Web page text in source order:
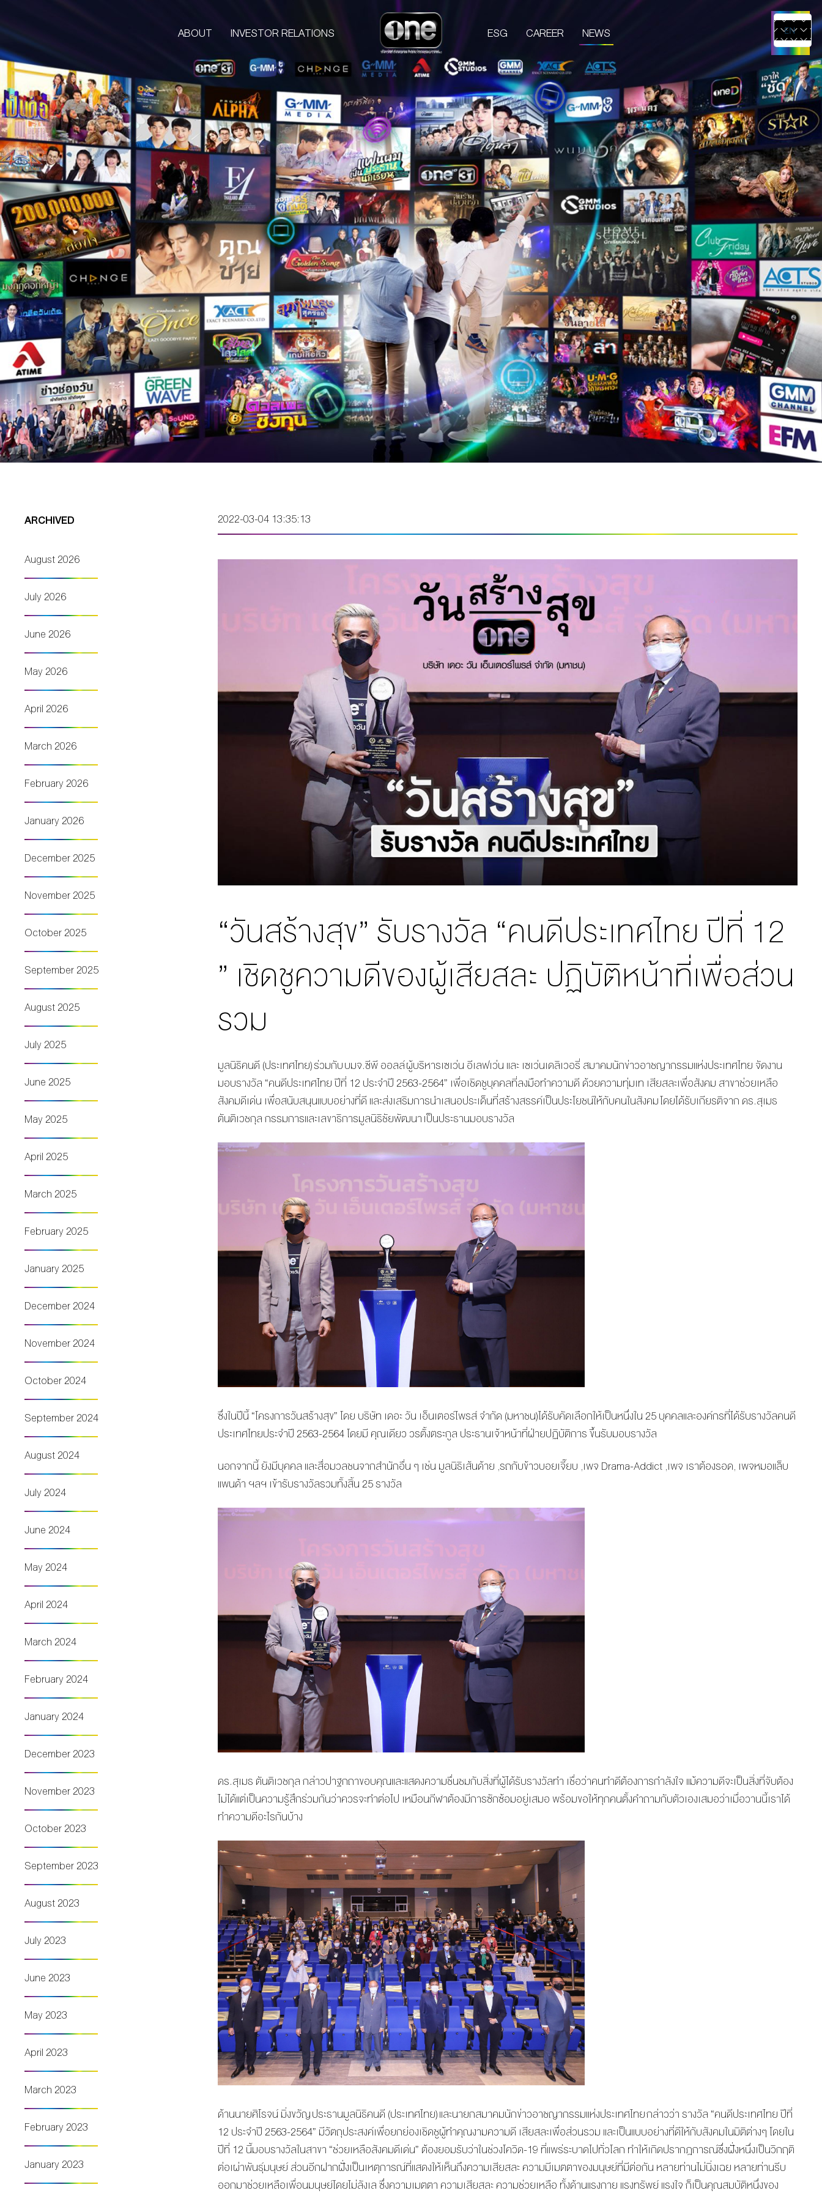
ABOUT INVESTOR RELATIONS ESG CAREER NEWS
EN
TH
ABOUT
CORPORATE
COMPANY’S BUSINESS
OUR VISION & MISSION
COMPANY BACKGROUND
LETTER FROM GROUP CEO
BOARD OF DIRECTORS
MANAGEMENT TEAM
ORGANIZATION CHART
AWARDS
COMPANIES
one31
GMM TV
CHANGE2561
GMM MEDIA
GMM STUDIOS
EXACT SCENARIO
ACTS STUDIO
PRODUCTS & SERVICES
CONTENT CREATOR
MEDIA
LIVE & EVENT
STUDIO RENTAL
ARTIST MANAGEMENT
MERCHANDISE
2022-03-04 13:35:13
“วันสร้างสุข” รับรางวัล “คนดีประเทศไทย ปีที่ 12
” เชิดชูความดีของผู้เสียสละ ปฏิบัติหน้าที่เพื่อส่วน
รวม
มูลนิธิคนดี (ประเทศไทย) ร่วมกับ บมจ.ซีพี ออลล์ ผู้บริหารเซเว่น อีเลฟเว่น และ เซเว่นเดลิเวอรี่ สมาคมนักข่าวอาชญากรรมแห่งประเทศไทย จัดงาน
มอบรางวัล “คนดีประเทศไทย ปีที่ 12 ประจำปี 2563-2564” เพื่อเชิดชูบุคคลที่ลงมือทำความดี ด้วยความทุ่มเท เสียสละเพื่อสังคม สาขาช่วยเหลือ
สังคมดีเด่น เพื่อสนับสนุนแบบอย่างที่ดี และส่งเสริมการนำเสนอประเด็นที่สร้างสรรค์เป็นประโยชน์ให้กับคนในสังคม โดยได้รับเกียรติจาก ดร.สุเมธ
ตันติเวชกุล กรรมการและเลขาธิการมูลนิธิชัยพัฒนา เป็นประธานมอบรางวัล
ซึ่งในปีนี้ “โครงการวันสร้างสุข” โดย บริษัท เดอะ วัน เอ็นเตอร์ไพรส์ จำกัด (มหาชน)ได้รับคัดเลือกให้เป็นหนึ่งใน 25 บุคคลและองค์กรที่ได้รับรางวัลคนดี
ประเทศไทยประจำปี 2563-2564 โดยมี คุณเดียว วรตั้งตระกูล ประธานเจ้าหน้าที่ฝ่ายปฏิบัติการ ขึ้นรับมอบรางวัล
นอกจากนี้ ยังมีบุคคล และสื่อมวลชนจากสำนักอื่น ๆ เช่น มูลนิธิเส้นด้าย ,รถกับข้าวบอยเจี๊ยบ ,เพจ Drama-Addict ,เพจ เราต้องรอด, เพจหมอแล็บ
แพนด้า ฯลฯ เข้ารับรางวัลรวมทั้งสิ้น 25 รางวัล
ดร.สุเมธ ตันติเวชกุล กล่าวปาฐกถาขอบคุณและแสดงความชื่นชมกับสิ่งที่ผู้ได้รับรางวัลทำ เชื่อว่าคนทำดีต้องการกำลังใจ แม้ความดีจะเป็นสิ่งที่จับต้อง
ไม่ได้แต่เป็นความรู้สึกร่วมกันว่าควรจะทำต่อไป เหมือนกีฬาต้องมีการซักซ้อมอยู่เสมอ พร้อมขอให้ทุกคนตั้งคำถามกับตัวเองเสมอว่าเมื่อวานนี้เราได้
ทำความดีอะไรกันบ้าง
ด้านนายศิโรจน์ มิ่งขวัญ ประธานมูลนิธิคนดี (ประเทศไทย) และนายกสมาคมนักข่าวอาชญากรรมแห่งประเทศไทย กล่าวว่า รางวัล “คนดีประเทศไทย ปีที่
12 ประจำปี 2563-2564” มีวัตถุประสงค์เพื่อยกย่องเชิดชูผู้ทำคุณงามความดี เสียสละเพื่อส่วนรวม และเป็นแบบอย่างที่ดีให้กับสังคมในมิติต่างๆ โดยใน
ปีที่ 12 นี้มอบรางวัลในสาขา “ช่วยเหลือสังคมดีเด่น” ต้องยอมรับว่าในช่วงโควิด-19 ที่แพร่ระบาดไปทั่วโลก ทำให้เกิดปรากฎการณ์ซึ่งฝั่งหนึ่งเป็นวิกฤติ
ต่อเผ่าพันธุ์มนุษย์ ส่วนอีกฝากฝั่งเป็นเหตุการณ์ที่แสดงให้เห็นถึงความเสียสละ ความมีเมตตาของมนุษย์ที่มีต่อกัน หลายท่านไม่นิ่งเฉย หลายท่านรีบ
ออกมาช่วยเหลือเพื่อนมนุษย์โดยไม่ลังเล ซึ่งความเมตตา ความเสียสละ ความช่วยเหลือ ทั้งด้านแรงกาย แรงทรัพย์ แรงใจ ก็เป็นคุณสมบัติหนึ่งของ
ARCHIVED
August 2026
July 2026
June 2026
May 2026
April 2026
March 2026
February 2026
January 2026
December 2025
November 2025
October 2025
September 2025
August 2025
July 2025
June 2025
May 2025
April 2025
March 2025
February 2025
January 2025
December 2024
November 2024
October 2024
September 2024
August 2024
July 2024
June 2024
May 2024
April 2024
March 2024
February 2024
January 2024
December 2023
November 2023
October 2023
September 2023
August 2023
July 2023
June 2023
May 2023
April 2023
March 2023
February 2023
January 2023